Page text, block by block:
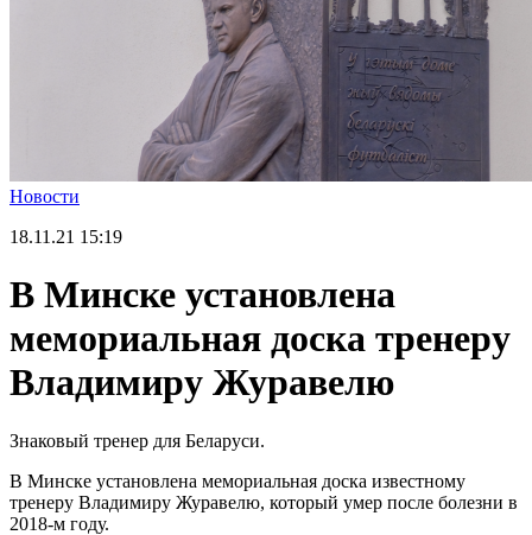
Новости
18.11.21 15:19
В Минске установлена
мемориальная доска тренеру
Владимиру Журавелю
Знаковый тренер для Беларуси.
В Минске установлена мемориальная доска известному
тренеру Владимиру Журавелю, который умер после болезни в
2018-м году.